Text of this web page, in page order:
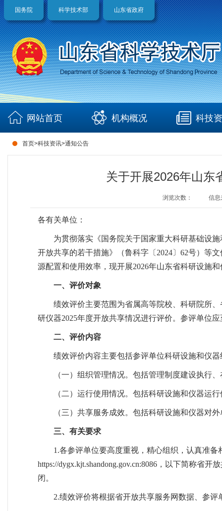
国务院 科学技术部 山东省政府
网站首页 机构概况 科技
首页>科技资讯>通知公告
关于开展2026年山东
浏览次数： 信息
各有关单位：
为贯彻落实《国务院关于国家重大科研基础设
开放共享的若干措施》（鲁科字〔2024〕62号）等
源配置和使用效率，现开展2026年山东省科研设施
一、评价对象
绩效评价主要范围为省属高等院校、科研院所
研仪器2025年度开放共享情况进行评价。参评单位
二、评价内容
绩效评价内容主要包括参评单位科研设施和仪
（一）组织管理情况。包括管理制度建设执行
（二）运行使用情况。包括科研设施和仪器运
（三）共享服务成效。包括科研设施和仪器对
三、有关要求
1.各参评单位要高度重视，精心组织，认真准
https://dygx.kjt.shandong.gov.cn:8086，以下简称省
闭。
2.绩效评价将根据省开放共享服务网数据、参